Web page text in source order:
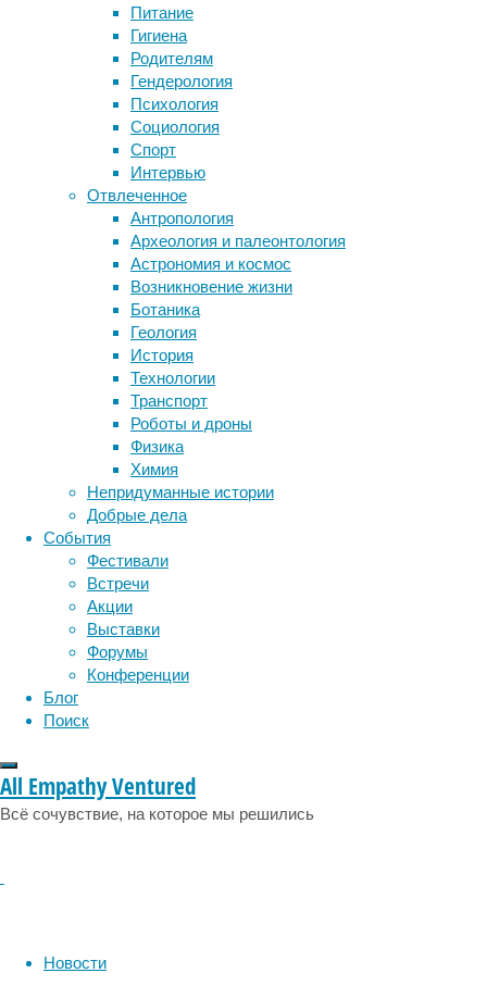
Питание
Гигиена
Родителям
Гендерология
Психология
Социология
Спорт
Интервью
Отвлеченное
Антропология
Археология и палеонтология
Астрономия и космос
Возникновение жизни
Ботаника
Геология
История
Технологии
Транспорт
Роботы и дроны
Физика
Химия
Непридуманные истории
Добрые дела
События
Фестивали
Встречи
Акции
Выставки
Форумы
Конференции
Блог
Поиск
All Empathy Ventured
Всё сочувствие, на которое мы решились
Новости
Ученые
из
США
обнаружили,
что
эту
ДНК
митохондрии
способны
встраивать
хромосомы
клеток,
менять
таким
образом
геном
человека
и
сокращать
продолжительность
жизни.
клетках
человеческого
которая
Метки
ДНК бактерии биология
биотехнология
генетика дети
здоровье знания
инструменты и методы инфекции
исследования
лекарства медицина
мозг наука
нейробиология
нейрофизиология
онкология
поведение
сон социальные проблемы
физиология
эмоции